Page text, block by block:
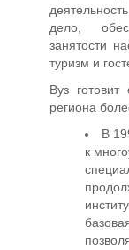
дело,
занятости
туризм и
Вуз
региона
В
к